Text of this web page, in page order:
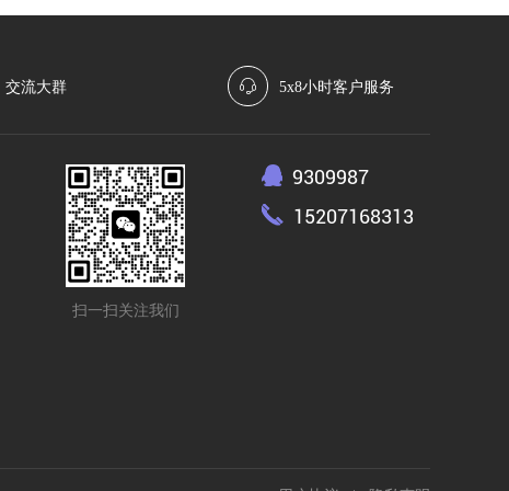
交流大群 5x8小时客户服务
9309987
15207168313
扫一扫关注我们